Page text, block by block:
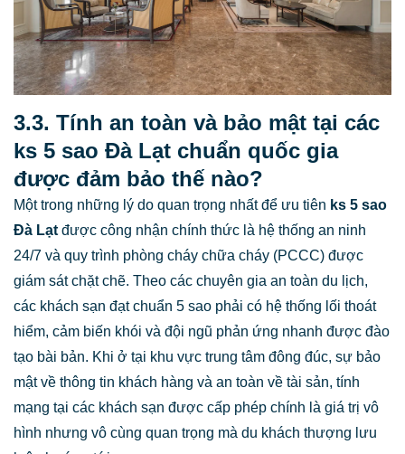
3.3. Tính an toàn và bảo mật tại các
ks 5 sao Đà Lạt chuẩn quốc gia
được đảm bảo thế nào?
Một trong những lý do quan trọng nhất để ưu tiên ks 5 sao
Đà Lạt được công nhận chính thức là hệ thống an ninh
24/7 và quy trình phòng cháy chữa cháy (PCCC) được
giám sát chặt chẽ. Theo các chuyên gia an toàn du lịch,
các khách sạn đạt chuẩn 5 sao phải có hệ thống lối thoát
hiểm, cảm biến khói và đội ngũ phản ứng nhanh được đào
tạo bài bản. Khi ở tại khu vực trung tâm đông đúc, sự bảo
mật về thông tin khách hàng và an toàn về tài sản, tính
mạng tại các khách sạn được cấp phép chính là giá trị vô
hình nhưng vô cùng quan trọng mà du khách thượng lưu